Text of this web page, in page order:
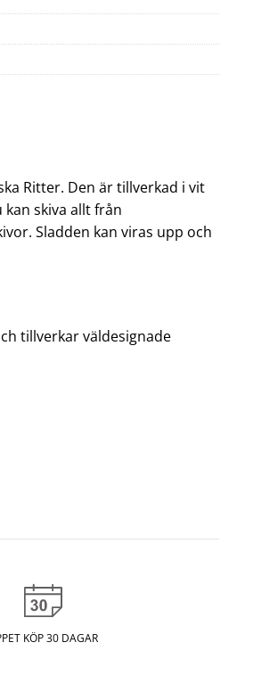
Ritter. Den är tillverkad i vit
skiva allt från
Sladden kan viras upp och
tillverkar väldesignade
KÖP 30 DAGAR